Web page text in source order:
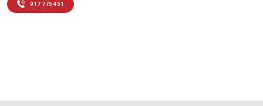
917 775 451